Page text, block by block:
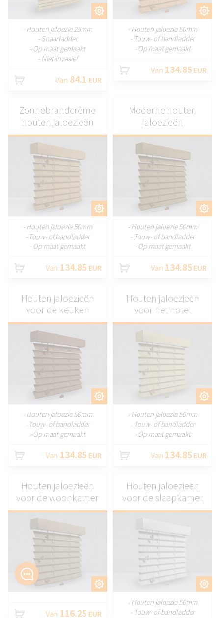
- Houten jaloezie 25mm
- Snaarladder
- Op maat gemaakt
- Niet-invasief
Van 84.1 EUR
AANPASSEN
- Houten jaloezie 50mm
- Touw- of bandladder
- Op maat gemaakt
Van 134.85 EUR
AANPASSEN
Zonnebrandcrème
houten jaloezieën
- Houten jaloezie 50mm
- Touw- of bandladder
- Op maat gemaakt
Van 134.85 EUR
AANPASSEN
Moderne houten
jaloezieën
- Houten jaloezie 50mm
- Touw- of bandladder
- Op maat gemaakt
Van 134.85 EUR
AANPASSEN
Houten jaloezieën
voor de keuken
- Houten jaloezie 50mm
- Touw- of bandladder
- Op maat gemaakt
Van 134.85 EUR
Houten jaloezieën
voor het hotel
- Houten jaloezie 50mm
- Touw- of bandladder
- Op maat gemaakt
Van 134.85 EUR
AANPASSEN
Houten jaloezieën
voor de woonkamer
Van 116.25 EUR
Houten jaloezieën
voor de slaapkamer
- Houten jaloezie 50mm
- Touw- of bandladder